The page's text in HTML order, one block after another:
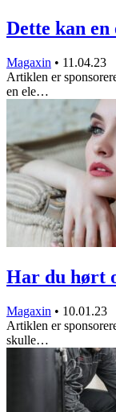
Dette kan
Magaxin • 11.04.23
Artiklen er
en ele…
Har du hørt
Magaxin • 10.01.23
Artiklen er
skulle…